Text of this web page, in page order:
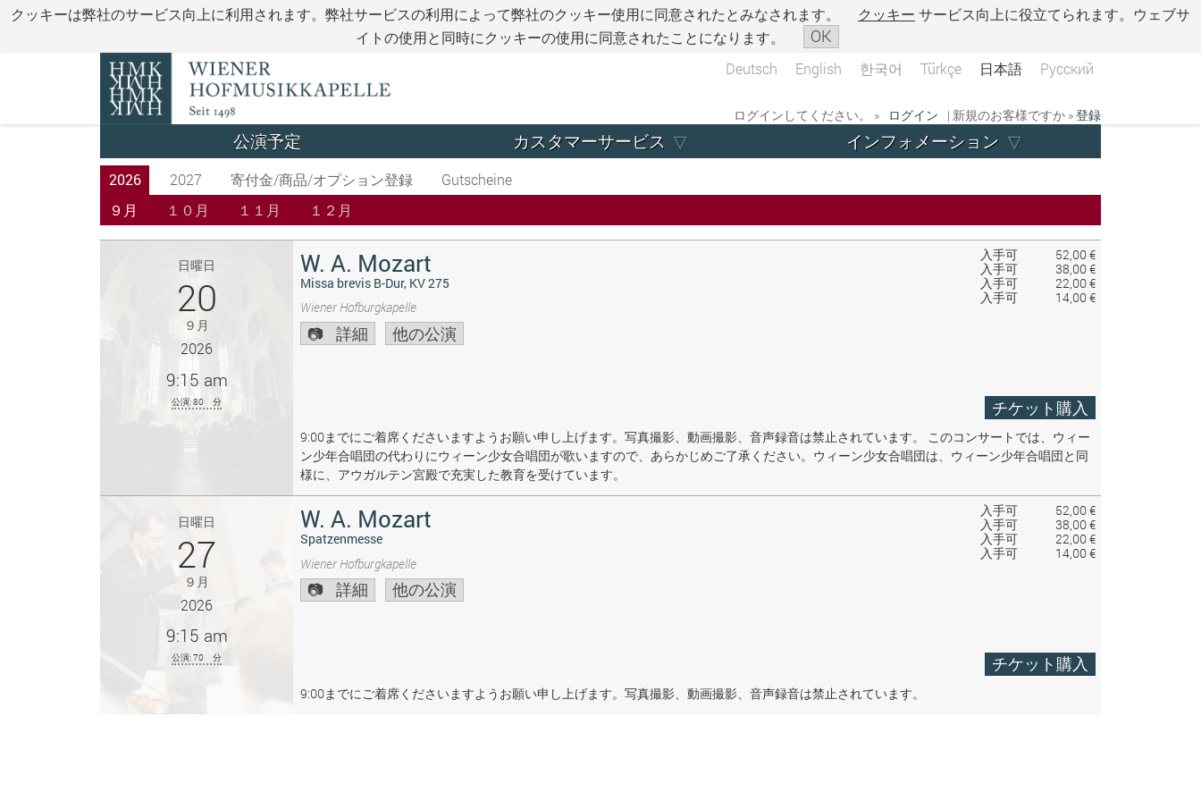
クッキーは弊社のサービス向上に利用されます。弊社サービスの利用によって弊社のクッキー使用に同意されたとみなされます。 クッキー サービス向上に役立てられます。ウェブサ
イトの使用と同時にクッキーの使用に同意されたことになります。
OK
Deutsch English 한국어 Türkçe 日本語 Русский
ログインしてください。 » ログイン | 新規のお客様ですか »登録
公演予定 カスタマーサービス インフォメーション
2026 2027 寄付金/商品/オプション登録
Gutscheine
９月
１０月 １１月 １２月
入手可
52,00 €
入手可
38,00 €
入手可
22,00 €
入手可
14,00 €
日曜日
20
９月
2026
9:15 am
公演: 80 分
W. A. Mozart
Missa brevis B-Dur, KV 275
Wiener Hofburgkapelle
詳細 他の公演
チケット購入
9:00までにご着席くださいますようお願い申し上げます。写真撮影、動画撮影、音声録音は禁止されています。 このコンサートでは、ウィー
ン少年合唱団の代わりにウィーン少女合唱団が歌いますので、あらかじめご了承ください。ウィーン少女合唱団は、ウィーン少年合唱団と同
様に、アウガルテン宮殿で充実した教育を受けています。
入手可
52,00 €
入手可
38,00 €
入手可
22,00 €
入手可
14,00 €
日曜日
27
９月
2026
9:15 am
公演: 70 分
W. A. Mozart
Spatzenmesse
Wiener Hofburgkapelle
詳細 他の公演
チケット購入
9:00までにご着席くださいますようお願い申し上げます。写真撮影、動画撮影、音声録音は禁止されています。